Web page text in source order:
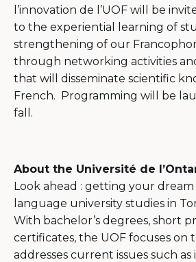
s'ouvrira
dans
une
nouvelle
fenêtre
l’innovation de l’UOF will be
to the experiential learning of
strengthening of our
through networking activities
that will disseminate scientific
French. Programming will be
fall.
About the Université de
Look ahead : getting your
language university studies in
With bachelor’s degrees, short
certificates, the UOF focuses on
addresses current issues such as